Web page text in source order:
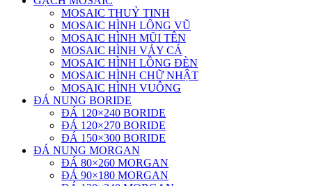
MOSAIC THUỶ TINH
MOSAIC HÌNH LÔNG VŨ
MOSAIC HÌNH MŨI TÊN
MOSAIC HÌNH VẢY CÁ
MOSAIC HÌNH LỒNG ĐÈN
MOSAIC HÌNH CHỮ NHẬT
MOSAIC HÌNH VUÔNG
ĐÁ NUNG BORIDE
ĐÁ 120×240 BORIDE
ĐÁ 120×270 BORIDE
ĐÁ 150×300 BORIDE
ĐÁ NUNG MORGAN
ĐÁ 80×260 MORGAN
ĐÁ 90×180 MORGAN